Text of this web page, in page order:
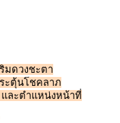
มดวงชะตา
ะตุ้นโชคลาภ
ละตำแหน่งหน้าที่